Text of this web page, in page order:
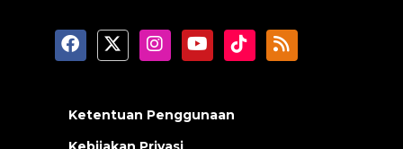
Ketentuan Penggunaan